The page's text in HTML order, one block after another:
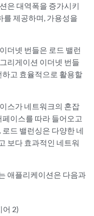
은 대역폭을 증가시키
를 제공하며, 가용성을
더넷 번들은 로드 밸런
리게이션 이더넷 번들
하고 효율적으로 활용할
스가 네트워크의 혼잡
이스를 따라 들어오고
드 밸런싱은 다양한 네
보다 효과적인 네트워
애플리케이션은 다음과
어 2)